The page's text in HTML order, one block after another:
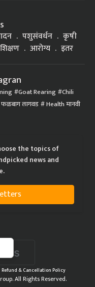
पशुसंवर्धन
कृषी
शिक्षण आरोग्य इतर
Goat Rearing Chili
लागवड Health मानवी
the topics of
news and
Refund & Cancellation Policy
All Rights Reserved.